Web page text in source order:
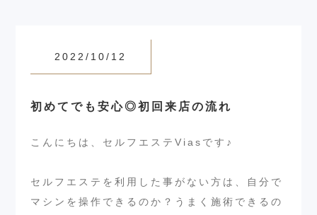
2022/10/12
初めてでも安心◎初回来店の流れ
こんにちは、セルフエステViasです♪
セルフエステを利用した事がない方は、自分で
マシンを操作できるのか？うまく施術できるの